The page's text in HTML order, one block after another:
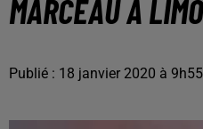
MARCEAU À
Publié : 18 janvier 2020 à